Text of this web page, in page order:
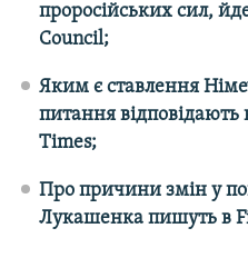
Усі сайти RFE/RL
проросійських сил,
Council;
Яким є ставлення
питання відповідають
Times;
Про причини змін у
Лукашенка пишуть в